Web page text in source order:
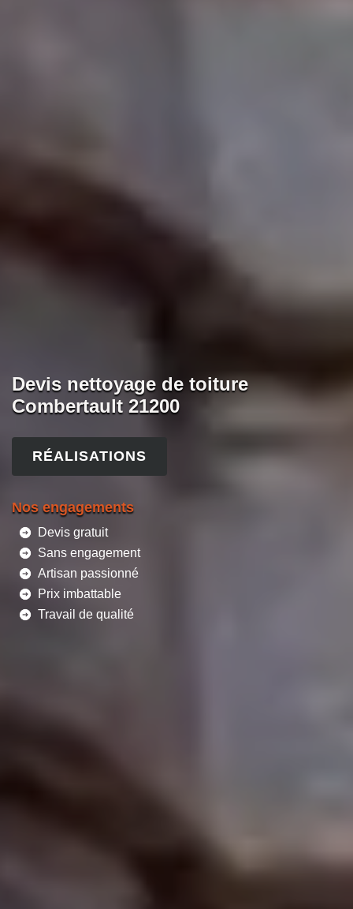
Devis nettoyage de toiture
Combertault 21200
RÉALISATIONS
Nos engagements
Devis gratuit
Sans engagement
Artisan passionné
Prix imbattable
Travail de qualité